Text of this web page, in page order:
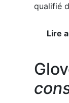
qualifié
Lire